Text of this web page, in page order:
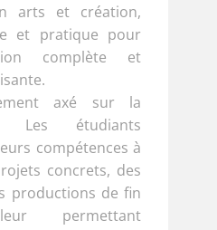
arts et création,
et pratique pour
complète et
axé sur la
Les étudiants
compétences à
concrets, des
productions de fin
permettant